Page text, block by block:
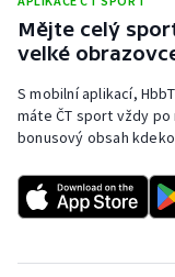
Mějte celý
velké
S mobilní aplikací,
máte ČT sport vždy
bonusový obsah